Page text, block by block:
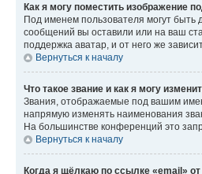
Как я могу поместить изображение
Под именем пользователя могут быть
сообщений вы оставили или на ваш
поддержка аватар, и от него же
Вернуться к началу
Что такое звание и как я могу
Звания, отображаемые под вашим
напрямую изменять наименования
На большинстве конференций это
Вернуться к началу
Когда я щёлкаю по ссылке «email»